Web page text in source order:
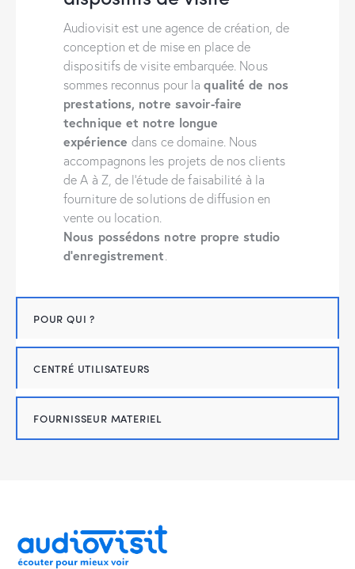
Audiovisit est une agence de création, de
conception et de mise en place de
dispositifs de visite embarquée. Nous
sommes reconnus pour laqualité de nos
prestations, notre savoir-faire
technique et notre longue
expériencedans ce domaine. Nous
accompagnons les projets de nos clients
de A à Z, de l’étude de faisabilité à la
fourniture de solutions de diffusion en
vente ou location.
Nous possédons notre propre studio
d’enregistrement
POUR QUI ?
CENTRÉ UTILISATEURS
FOURNISSEUR MATERIEL